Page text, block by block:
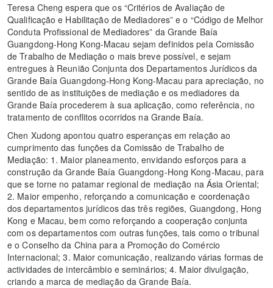
Teresa Cheng espera que os “Critérios de Avaliação de
Qualificação e Habilitação de Mediadores” e o “Código de Melhor
Conduta Profissional de Mediadores” da Grande Baía
Guangdong-Hong Kong-Macau sejam definidos pela Comissão
de Trabalho de Mediação o mais breve possível, e sejam
entregues à Reunião Conjunta dos Departamentos Jurídicos da
Grande Baía Guangdong-Hong Kong-Macau para apreciação, no
sentido de as instituições de mediação e os mediadores da
Grande Baía procederem à sua aplicação, como referência, no
tratamento de conflitos ocorridos na Grande Baía.
Chen Xudong apontou quatro esperanças em relação ao
cumprimento das funções da Comissão de Trabalho de
Mediação: 1. Maior planeamento, envidando esforços para a
construção da Grande Baía Guangdong-Hong Kong-Macau, para
que se torne no patamar regional de mediação na Ásia Oriental;
2. Maior empenho, reforçando a comunicação e coordenação
dos departamentos jurídicos das três regiões, Guangdong, Hong
Kong e Macau, bem como reforçando a cooperação conjunta
com os departamentos com outras funções, tais como o tribunal
e o Conselho da China para a Promoção do Comércio
Internacional; 3. Maior comunicação, realizando várias formas de
actividades de intercâmbio e seminários; 4. Maior divulgação,
criando a marca de mediação da Grande Baía.